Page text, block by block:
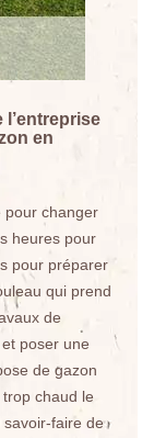
l’entreprise
en
pour changer
heures pour
pour préparer
qui prend
de
poser une
de gazon
chaud le
faire de